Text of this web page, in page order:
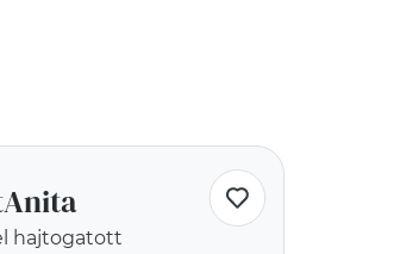
hajtogatott